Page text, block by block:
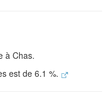
à Chas.
est de 6.1 %.